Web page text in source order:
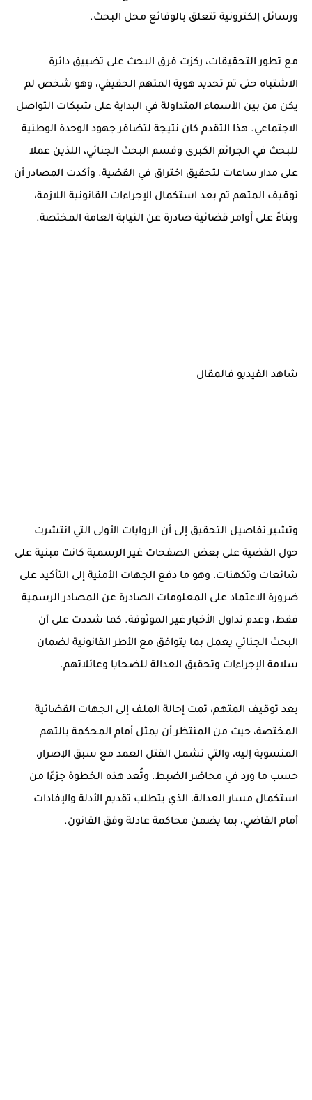
ورسائل إلكترونية تتعلق بالوقائع محل البحث.
مع تطور التحقيقات، ركزت فرق البحث على تضييق دائرة
الاشتباه حتى تم تحديد هوية المتهم الحقيقي، وهو شخص لم
يكن من بين الأسماء المتداولة في البداية على شبكات التواصل
الاجتماعي. هذا التقدم كان نتيجة لتضافر جهود الوحدة الوطنية
للبحث في الجرائم الكبرى وقسم البحث الجنائي، اللذين عملا
على مدار ساعات لتحقيق اختراق في القضية. وأكدت المصادر أن
توقيف المتهم تم بعد استكمال الإجراءات القانونية اللازمة،
وبناءً على أوامر قضائية صادرة عن النيابة العامة المختصة.
شاهد الفيديو فالمقال
وتشير تفاصيل التحقيق إلى أن الروايات الأولى التي انتشرت
حول القضية على بعض الصفحات غير الرسمية كانت مبنية على
شائعات وتكهنات، وهو ما دفع الجهات الأمنية إلى التأكيد على
ضرورة الاعتماد على المعلومات الصادرة عن المصادر الرسمية
فقط، وعدم تداول الأخبار غير الموثوقة. كما شددت على أن
البحث الجنائي يعمل بما يتوافق مع الأطر القانونية لضمان
سلامة الإجراءات وتحقيق العدالة للضحايا وعائلاتهم.
بعد توقيف المتهم، تمت إحالة الملف إلى الجهات القضائية
المختصة، حيث من المنتظر أن يمثل أمام المحكمة بالتهم
المنسوبة إليه، والتي تشمل القتل العمد مع سبق الإصرار،
حسب ما ورد في محاضر الضبط. وتُعد هذه الخطوة جزءًا من
استكمال مسار العدالة، الذي يتطلب تقديم الأدلة والإفادات
أمام القاضي، بما يضمن محاكمة عادلة وفق القانون.